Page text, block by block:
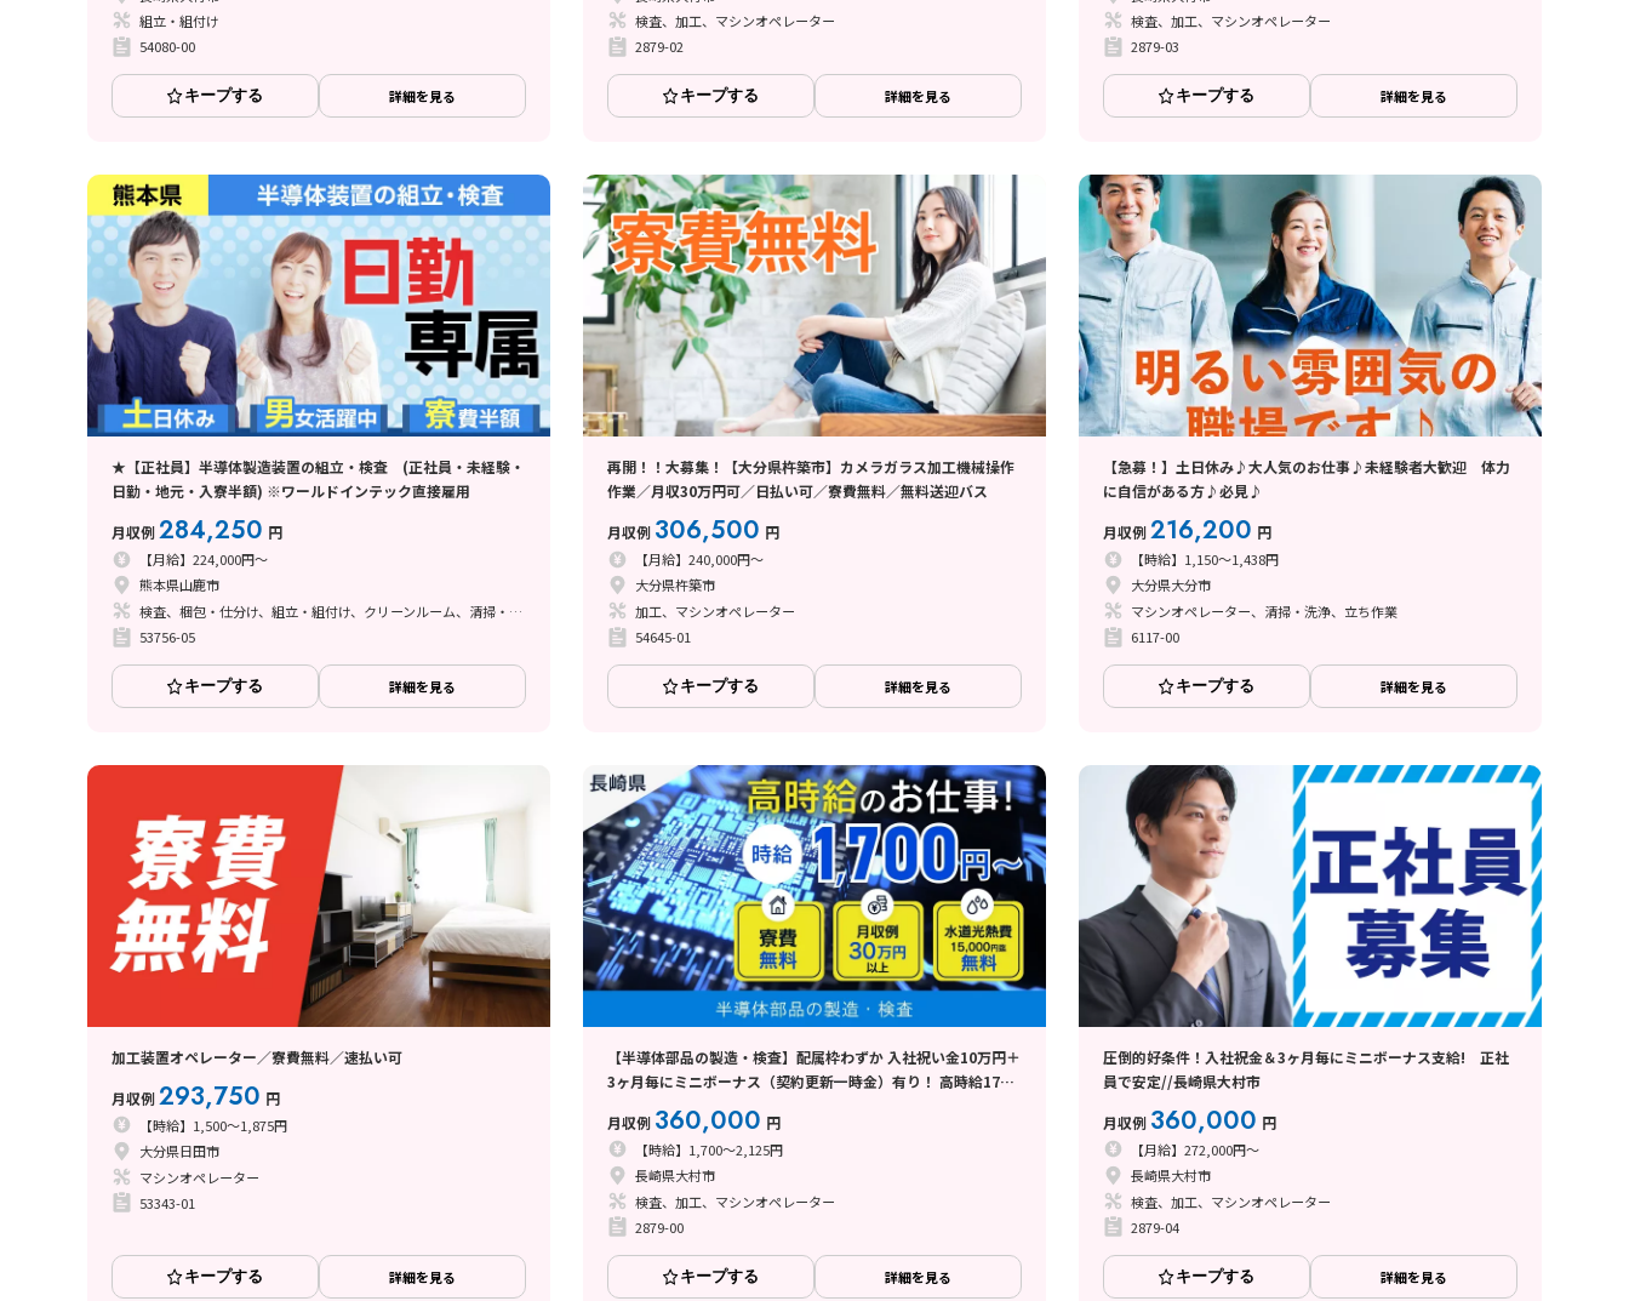
組立・組付け
54080-00
キープする 詳細を見る
検査、加工、マシンオペレーター
2879-02
キープする 詳細を見る
検査、加工、マシンオペレーター
2879-03
キープする 詳細を見る
★【正社員】半導体製造装置の組立・検査 (正社員・未経験・
日勤・地元・入寮半額) ※ワールドインテック直接雇用
月収例284,250 円
【月給】224,000円～
熊本県山鹿市
検査、梱包・仕分け、組立・組付け、クリーンルーム、清掃・洗浄、立ち作業
53756-05
キープする 詳細を見る
再開！！大募集！【大分県杵築市】カメラガラス加工機械操作
作業／月収30万円可／日払い可／寮費無料／無料送迎バス
月収例 306,500 円
【月給】240,000円～
大分県杵築市
加工、マシンオペレーター
54645-01
キープする 詳細を見る
【急募！】土日休み♪大人気のお仕事♪未経験者大歓迎 体力
に自信がある方♪必見♪
月収例216,200 円
【時給】1,150～1,438円
大分県大分市
マシンオペレーター、清掃・洗浄、立ち作業
6117-00
キープする 詳細を見る
加工装置オペレーター／寮費無料／速払い可
月収例293,750 円
【時給】1,500～1,875円
大分県日田市
マシンオペレーター
53343-01
キープする 詳細を見る
【半導体部品の製造・検査】配属枠わずか 入社祝い金10万円＋
3ヶ月毎にミニボーナス（契約更新一時金）有り！ 高時給1700
月収例 360,000 円
【時給】1,700～2,125円
長崎県大村市
検査、加工、マシンオペレーター
2879-00
キープする 詳細を見る
圧倒的好条件！入社祝金＆3ヶ月毎にミニボーナス支給! 正社
員で安定//長崎県大村市
月収例 360,000 円
【月給】272,000円～
長崎県大村市
検査、加工、マシンオペレーター
2879-04
キープする 詳細を見る